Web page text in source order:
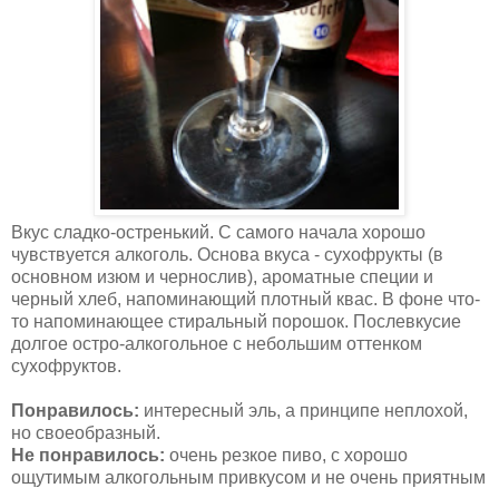
Вкус сладко-остренький. С самого начала хорошо
чувствуется алкоголь. Основа вкуса - сухофрукты (в
основном изюм и чернослив), ароматные специи и
черный хлеб, напоминающий плотный квас. В фоне что-
то напоминающее стиральный порошок. Послевкусие
долгое остро-алкогольное с небольшим оттенком
сухофруктов.
Понравилось: интересный эль, а принципе неплохой,
но своеобразный.
Не понравилось: очень резкое пиво, с хорошо
ощутимым алкогольным привкусом и не очень приятным